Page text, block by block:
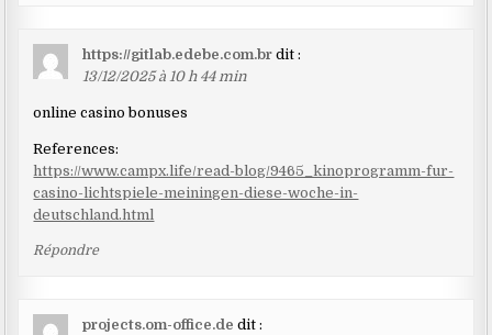
https://gitlab.edebe.com.br dit :
13/12/2025 à 10 h 44 min
online casino bonuses
References:
https://www.campx.life/read-blog/9465_kinoprogramm-fur-
casino-lichtspiele-meiningen-diese-woche-in-
deutschland.html
Répondre
projects.om-office.de dit :